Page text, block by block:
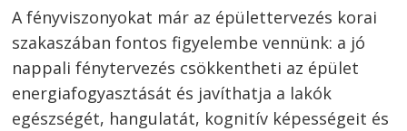
A fényviszonyokat már az épülettervezés korai
szakaszában fontos figyelembe vennünk: a jó
nappali fénytervezés csökkentheti az épület
energiafogyasztását és javíthatja a lakók
egészségét, hangulatát, kognitív képességeit és